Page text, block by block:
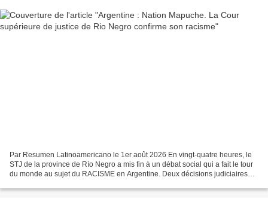
Par Resumen Latinoamericano le 1er août 2026 En vingt-quatre heures, le
STJ de la province de Río Negro a mis fin à un débat social qui a fait le tour
du monde au sujet du RACISME en Argentine. Deux décisions judiciaires